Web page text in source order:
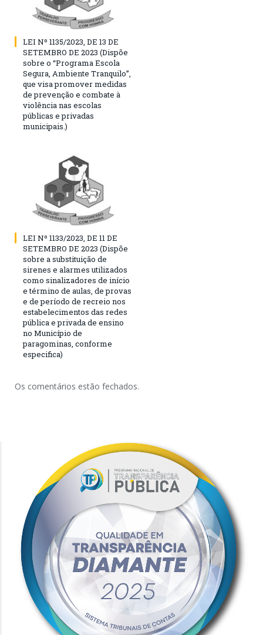
LEI Nº 1135/2023, DE 13 DE
SETEMBRO DE 2023 (Dispõe
sobre o “Programa Escola
Segura, Ambiente Tranquilo”,
que visa promover medidas
de prevenção e combate à
violência nas escolas
públicas e privadas
municipais.)
LEI Nº 1133/2023, DE 11 DE
SETEMBRO DE 2023 (Dispõe
sobre a substituição de
sirenes e alarmes utilizados
como sinalizadores de início
e término de aulas, de provas
e de período de recreio nos
estabelecimentos das redes
pública e privada de ensino
no Município de
paragominas, conforme
especifica)
Os comentários estão fechados.